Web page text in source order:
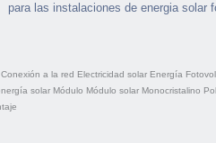
para las instalaciones de energia solar
Conexión a la red Electricidad solar Energía
solar Módulo Módulo solar Monocristalino